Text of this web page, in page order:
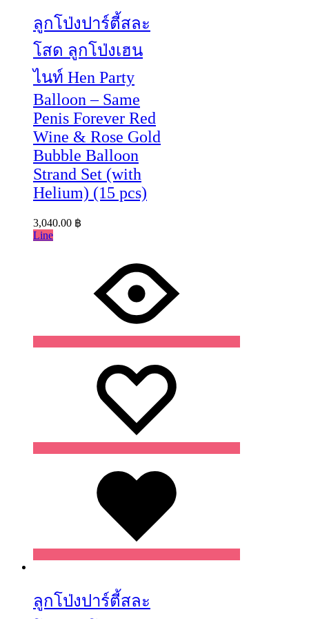
ลูกโป่งปาร์ตี้สละ
โสด ลูกโป่งเฮน
ไนท์ Hen Party
Balloon – Same
Penis Forever Red
Wine & Rose Gold
Bubble Balloon
Strand Set (with
Helium) (15 pcs)
3,040.00 ฿
Line
ลูกโป่งปาร์ตี้สละ